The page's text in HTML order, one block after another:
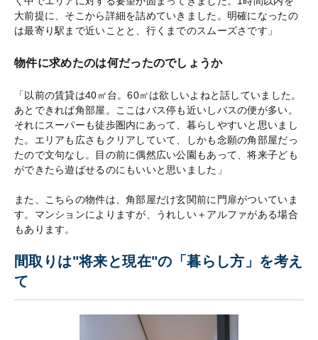
大前提に、そこから詳細を詰めていきました。明確になったの
は最寄り駅まで近いことと、行くまでのスムーズさです」
物件に求めたのは何だったのでしょうか
「以前の賃貸は40㎡台。60㎡は欲しいよねと話していました。
あとできれば角部屋。ここはバス停も近いしバスの便が多い。
それにスーパーも徒歩圏内にあって、暮らしやすいと思いまし
た。エリアも広さもクリアしていて、しかも念願の角部屋だっ
たので文句なし。目の前に偶然広い公園もあって、将来子ども
ができたら遊ばせるのにもいいと思いました」
また、こちらの物件は、角部屋だけ玄関前に門扉がついていま
す。マンションによりますが、うれしい＋アルファがある場合
もあります。
間取りは"将来と現在"の「暮らし方」を考え
て